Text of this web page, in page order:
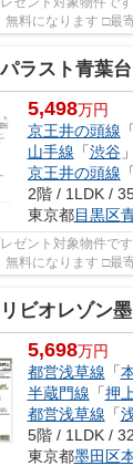
無料になります
パラスト青葉台 仲介手数料無
5,498万円
京王井の頭線 「
山手線 「渋谷
京王井の頭線 「
2階 / 1LDK /
東京都目黒区
ゼント対象物件で
無料になります □
リビオレゾン墨田押上 仲介手数
5,698万円
都営浅草線 「
半蔵門線 「押
都営浅草線 「
5階 / 1LDK /
東京都墨田区